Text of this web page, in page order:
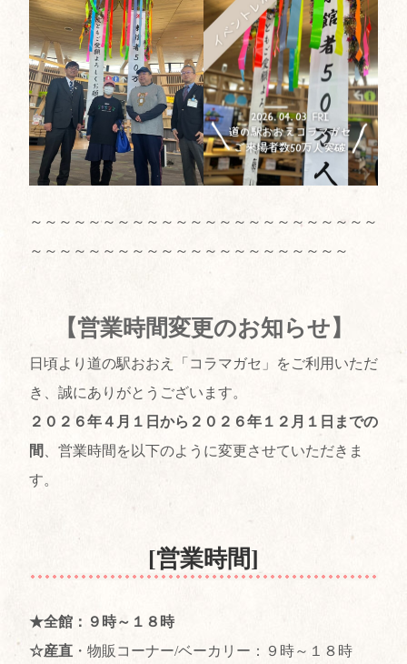
～～～～～～～～～～～～～～～～～～～～～～～～
～～～～～～～～～～～～～～～～～～～～～～
【営業時間変更のお知らせ】
日頃より道の駅おおえ「コラマガセ」をご利用いただ
き、誠にありがとうございます。
２０２６年４月１日から２０２６年１２月１日までの
間
、営業時間を以下のように変更させていただきま
す。
[営業時間]
★全館：９時～１８時
☆産直 ・物販コーナー/ベーカリー：９時～１８時